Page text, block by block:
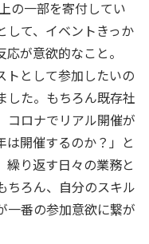
の一部を寄付してい
して、イベントきっか
が意欲的なこと。
トとして参加したいの
した。もちろん既存社
コロナでリアル開催が
は開催するのか？」と
繰り返す日々の業務と
ちろん、自分のスキル
一番の参加意欲に繋が